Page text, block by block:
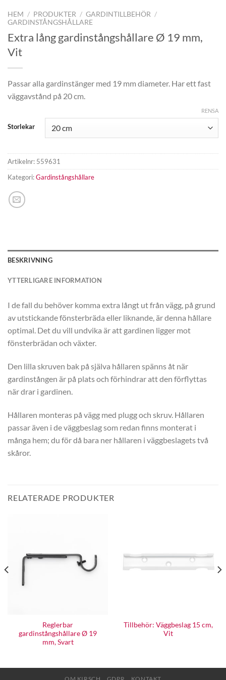
HEM / PRODUKTER / GARDINTILLBEHÖR /
GARDINSTÅNGSHÅLLARE
Extra lång gardinstångshållare Ø 19 mm,
Vit
Passar alla gardinstänger med 19 mm diameter. Har ett fast
väggavstånd på 20 cm.
Storlekar
RENSA
Artikelnr: 559631
Kategori:Gardinstångshållare
BESKRIVNING
YTTERLIGARE INFORMATION
I de fall du behöver komma extra långt ut från vägg, på grund
av utstickande fönsterbräda eller liknande, är denna hållare
optimal. Det du vill undvika är att gardinen ligger mot
fönsterbrädan och växter.
Den lilla skruven bak på själva hållaren spänns åt när
gardinstången är på plats och förhindrar att den förflyttas
när drar i gardinen.
Hållaren monteras på vägg med plugg och skruv. Hållaren
passar även i de väggbeslag som redan finns monterat i
många hem; du för då bara ner hållaren i väggbeslagets två
skåror.
RELATERADE PRODUKTER
Reglerbar
gardinstångshållare Ø 19
mm, Svart
Tillbehör: Väggbeslag 15 cm,
Vit